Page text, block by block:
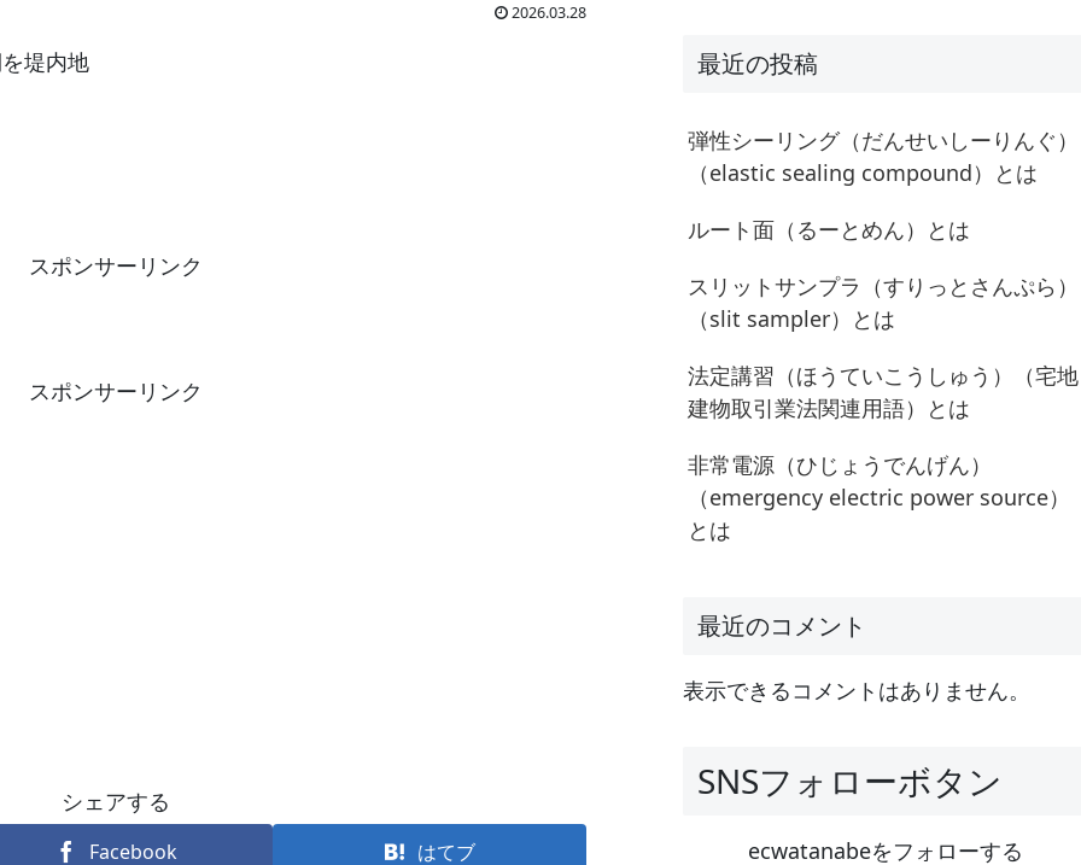
2026.03.28
堤内地
スポンサーリンク
スポンサーリンク
シェアする
Facebook はてブ
最近の投稿
弾性シーリング（だんせいしーりんぐ）
（elastic sealing compound）とは
ルート面（るーとめん）とは
スリットサンプラ（すりっとさんぷら）
（slit sampler）とは
法定講習（ほうていこうしゅう）（宅地
建物取引業法関連用語）とは
非常電源（ひじょうでんげん）
（emergency electric power source）
とは
最近のコメント
表示できるコメントはありません。
SNSフォローボタン
ecwatanabeをフォローする